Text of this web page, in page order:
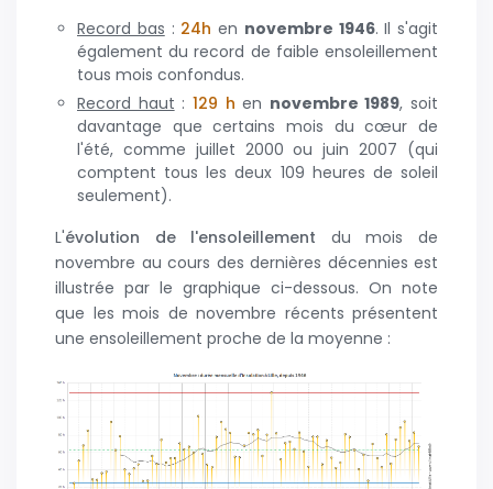
Record bas : 24h en novembre 1946. Il s'agit
également du record de faible ensoleillement
tous mois confondus.
Record haut : 129 hen novembre1989, soit
davantage que certains mois du cœur de
l'été, comme juillet 2000 ou juin 2007 (qui
comptent tous les deux 109 heures de soleil
seulement).
L'évolution de l'ensoleillement du mois de
novembre au cours des dernières décennies est
illustrée par le graphique ci-dessous. On note
que les mois de novembre récents présentent
une ensoleillement proche de la moyenne :